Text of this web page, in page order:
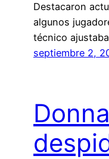
Destacaron
algunos
técnico
septiembre 2,